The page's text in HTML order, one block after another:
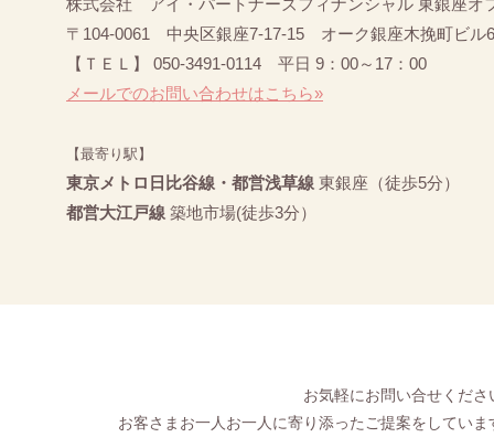
株式会社 アイ・パートナーズフィナンシャル 東銀座オ
〒104-0061 中央区銀座7-17-15 オーク銀座木挽町ビル
【ＴＥＬ】 050-3491-0114 平日 9：00～17：00
メールでのお問い合わせはこちら»
【最寄り駅】
東京メトロ日比谷線・都営浅草線 東銀座（徒歩5分）
都営大江戸線 築地市場(徒歩3分）
お気軽にお問い合せくださ
お客さまお一人お一人に寄り添ったご提案をしていま